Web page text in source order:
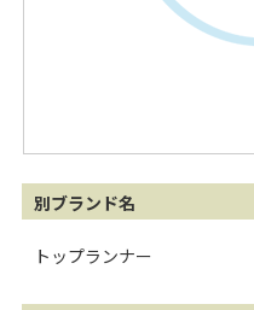
別ブランド名
トップランナー